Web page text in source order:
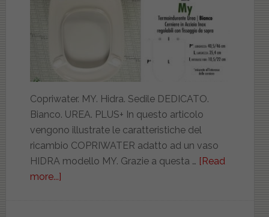
Copriwater. MY. Hidra. Sedile DEDICATO.
Bianco. UREA. PLUS+ In questo articolo
vengono illustrate le caratteristiche del
ricambio COPRIWATER adatto ad un vaso
HIDRA modello MY. Grazie a questa … [Read
more...]